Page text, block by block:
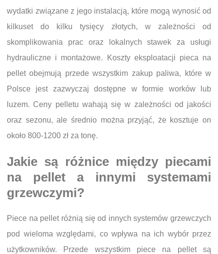
wydatki związane z jego instalacją, które mogą wynosić od
kilkuset do kilku tysięcy złotych, w zależności od
skomplikowania prac oraz lokalnych stawek za usługi
hydrauliczne i montażowe. Koszty eksploatacji pieca na
pellet obejmują przede wszystkim zakup paliwa, które w
Polsce jest zazwyczaj dostępne w formie worków lub
luzem. Ceny pelletu wahają się w zależności od jakości
oraz sezonu, ale średnio można przyjąć, że kosztuje on
około 800-1200 zł za tonę.
Jakie są różnice między piecami
na pellet a innymi systemami
grzewczymi?
Piece na pellet różnią się od innych systemów grzewczych
pod wieloma względami, co wpływa na ich wybór przez
użytkowników. Przede wszystkim piece na pellet są